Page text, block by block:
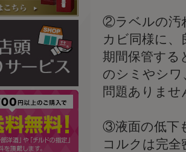
②ラベルの汚
カビ同様に、
期間保管する
のシミやシ
問題ありませ
③液面の低下
コルクは完